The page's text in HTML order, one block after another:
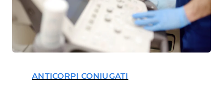
ANTICORPI CONIUGATI